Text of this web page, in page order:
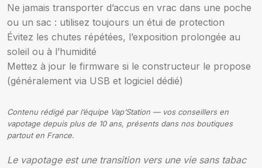
Ne jamais transporter d’accus en vrac dans une poche
ou un sac : utilisez toujours un étui de protection
Évitez les chutes répétées, l’exposition prolongée au
soleil ou à l’humidité
Mettez à jour le firmware si le constructeur le propose
(généralement via USB et logiciel dédié)
Contenu rédigé par l’équipe Vap’Station — vos conseillers en
vapotage depuis plus de 10 ans, présents dans nos boutiques
partout en France.
Le vapotage est une transition vers une vie sans tabac